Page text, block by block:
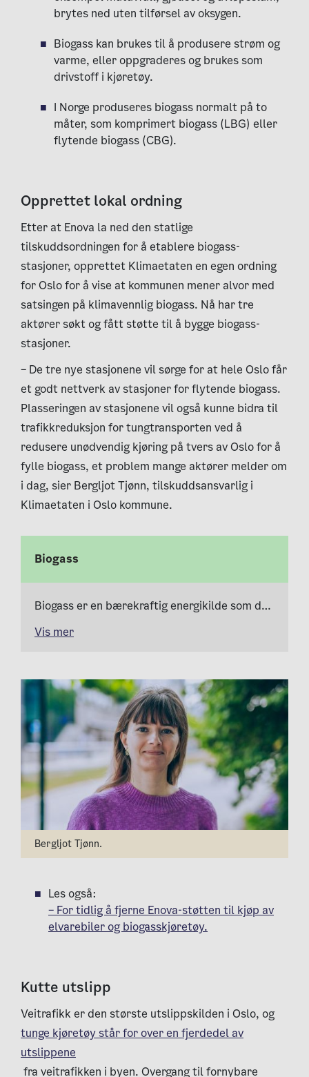
brytes ned uten tilførsel av oksygen.
Biogass kan brukes til å produsere strøm og
varme, eller oppgraderes og brukes som
drivstoff i kjøretøy.
I Norge produseres biogass normalt på to
måter, som komprimert biogass (LBG) eller
flytende biogass (CBG).
Opprettet lokal ordning
Etter at Enova la ned den statlige
tilskuddsordningen for å etablere biogass-
stasjoner, opprettet Klimaetaten en egen ordning
for Oslo for å vise at kommunen mener alvor med
satsingen på klimavennlig biogass. Nå har tre
aktører søkt og fått støtte til å bygge biogass-
stasjoner.
– De tre nye stasjonene vil sørge for at hele Oslo får
et godt nettverk av stasjoner for flytende biogass.
Plasseringen av stasjonene vil også kunne bidra til
trafikkreduksjon for tungtransporten ved å
redusere unødvendig kjøring på tvers av Oslo for å
fylle biogass, et problem mange aktører melder om
i dag, sier Bergljot Tjønn, tilskuddsansvarlig i
Klimaetaten i Oslo kommune.
Biogass
Biogass er en bærekraftig energikilde som dannes når organisk materiale, som for eksempel matavfall, gjødsel og avløpsslam, brytes ned uten tilførsel av oksygen.
Vis mer
Bergljot Tjønn.
Les også:
– For tidlig å fjerne Enova-støtten til kjøp av
elvarebiler og biogasskjøretøy.
Kutte utslipp
Veitrafikk er den største utslippskilden i Oslo, og
tunge kjøretøy står for over en fjerdedel av
utslippene
fra veitrafikken i byen. Overgang til fornybare